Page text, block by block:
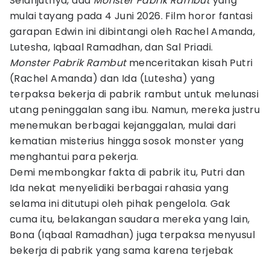
mulai tayang pada 4 Juni 2026. Film horor fantasi
garapan Edwin ini dibintangi oleh Rachel Amanda,
Lutesha, Iqbaal Ramadhan, dan Sal Priadi.
Monster Pabrik Rambutmenceritakan kisah Putri
(Rachel Amanda) dan Ida (Lutesha) yang
terpaksa bekerja di pabrik rambut untuk melunasi
utang peninggalan sang ibu. Namun, mereka justru
menemukan berbagai kejanggalan, mulai dari
kematian misterius hingga sosok monster yang
menghantui para pekerja.
Demi membongkar fakta di pabrik itu, Putri dan
Ida nekat menyelidiki berbagai rahasia yang
selama ini ditutupi oleh pihak pengelola. Gak
cuma itu, belakangan saudara mereka yang lain,
Bona (Iqbaal Ramadhan) juga terpaksa menyusul
bekerja di pabrik yang sama karena terjebak